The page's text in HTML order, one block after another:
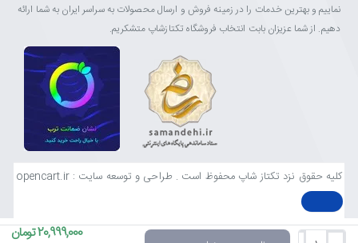
20,999,000 تومان
نماییم و بهترین خدمات را در زمینه فروش و ارسال محصولات به سراسر ایران به شما ارائه
دهیم. از شما عزیزان بابت انتخاب فروشگاه تکتازشاپ متشکریم.
کلیه حقوق نزد تکتاز شاپ محفوظ است . طراحی و توسعه سایت : opencart.ir